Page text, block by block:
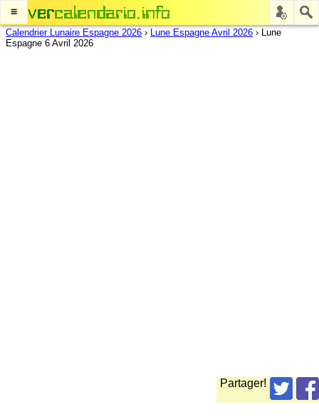
≡
Calendrier Lunaire Espagne 2026 › Lune Espagne Avril 2026 › Lune
Espagne 6 Avril 2026
Partager!